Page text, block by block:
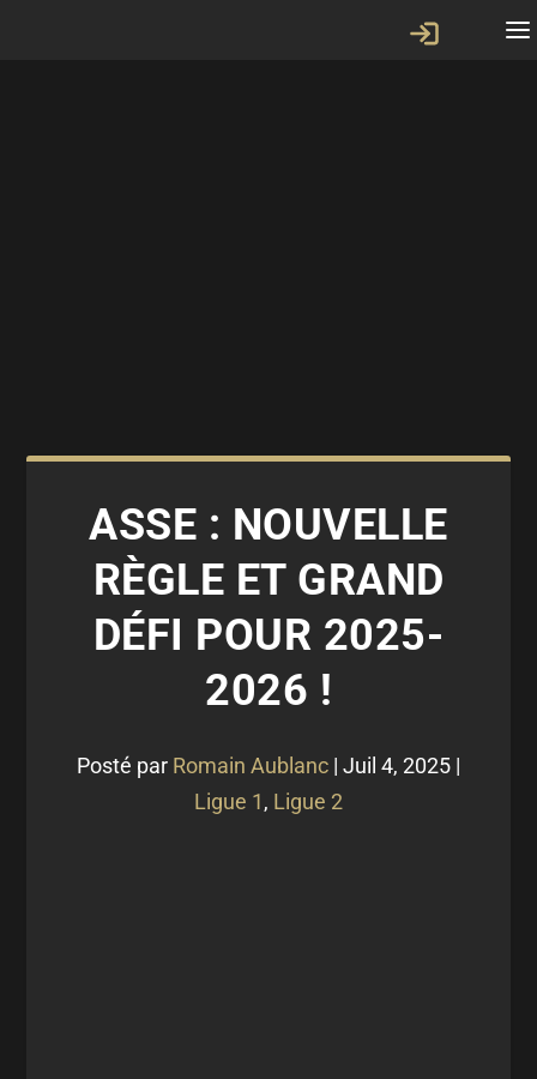
ASSE : NOUVELLE
RÈGLE ET GRAND
DÉFI POUR 2025-
2026 !
Posté par Romain Aublanc | Juil 4, 2025 |
Ligue 1, Ligue 2